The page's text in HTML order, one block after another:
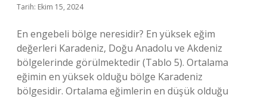
Tarih: Ekim 15, 2024
En engebeli bölge neresidir? En yüksek eğim
değerleri Karadeniz, Doğu Anadolu ve Akdeniz
bölgelerinde görülmektedir (Tablo 5). Ortalama
eğimin en yüksek olduğu bölge Karadeniz
bölgesidir. Ortalama eğimlerin en düşük olduğu